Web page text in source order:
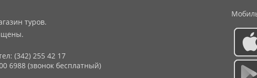
туров.
(342) 255 42 17
6988 (звонок бесплатный)